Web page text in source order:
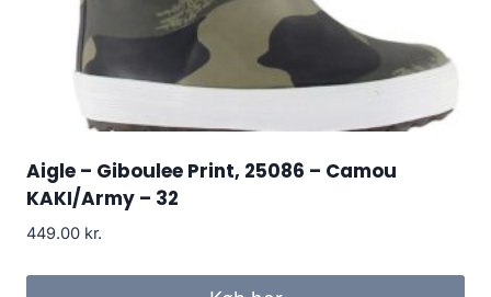
Aigle – Giboulee Print, 25086 – Camou
KAKI/Army – 32
449.00 kr.